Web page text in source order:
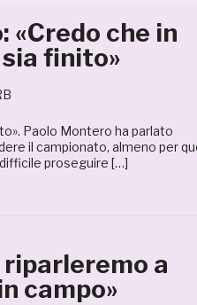
«Credo che in
finito»
Paolo Montero ha parlato
il campionato, almeno per
proseguire […]
riparleremo a
campo»